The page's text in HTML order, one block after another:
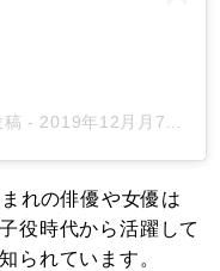
稿 - 2019年12月月7日午後11時25分PST
れの俳優や女優は
役時代から活躍して
られています。